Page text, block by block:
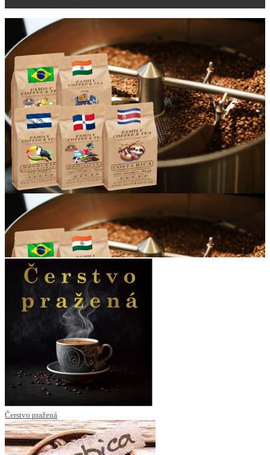
Čerstvo pražená